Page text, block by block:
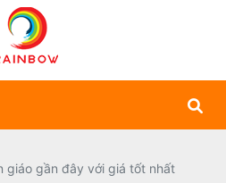
giáo gần đây với giá tốt nhất